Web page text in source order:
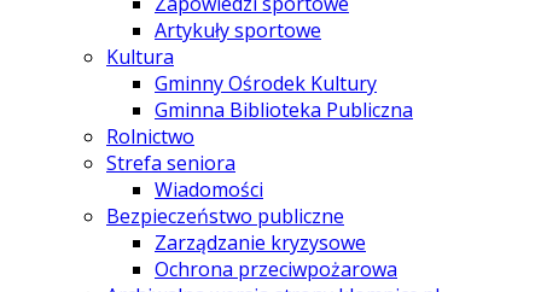
Artykuły sportowe
Kultura
Gminny Ośrodek Kultury
Gminna Biblioteka Publiczna
Rolnictwo
Strefa seniora
Wiadomości
Bezpieczeństwo publiczne
Zarządzanie kryzysowe
Ochrona przeciwpożarowa